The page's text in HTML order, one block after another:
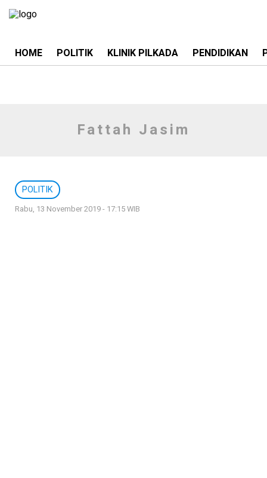
HOME POLITIK KLINIK PILKADA PENDIDIKAN
Fattah Jasim
POLITIK
Rabu, 13 November 2019 - 17:15 WIB